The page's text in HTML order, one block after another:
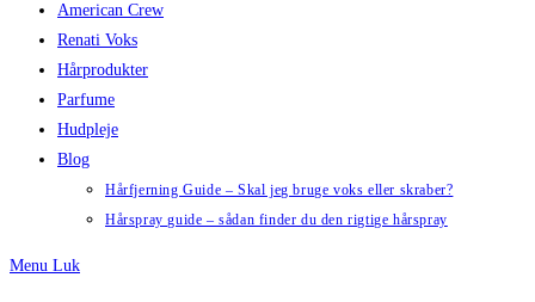
American Crew
Renati Voks
Hårprodukter
Parfume
Hudpleje
Blog
Hårfjerning Guide – Skal jeg bruge voks eller skraber?
Hårspray guide – sådan finder du den rigtige hårspray
Menu Luk